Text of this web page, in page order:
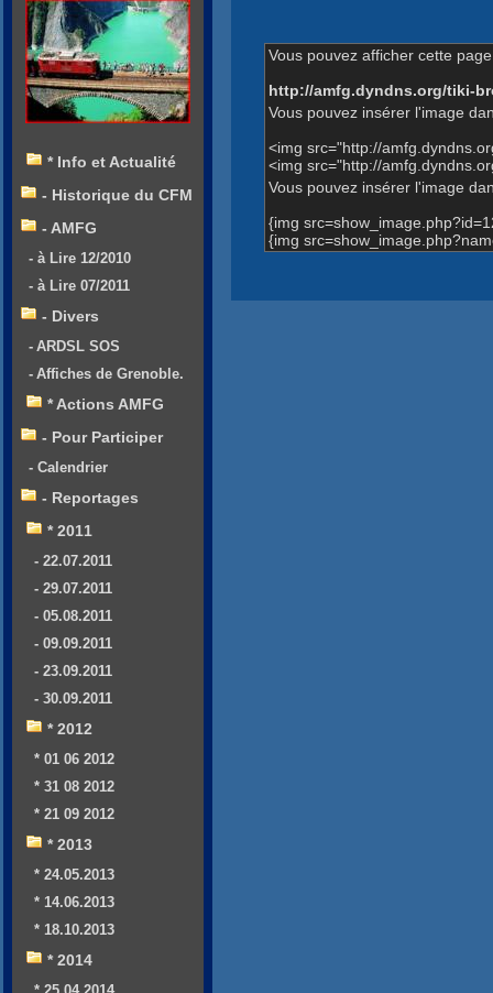
Vous pouvez afficher cette
http://amfg.dyndns.org/tiki-
Vous pouvez insérer l'image
<img src="http://
<img src="http://
Vous pouvez insérer l'image
{img
{img
* Info et Actualité
- Historique du CFM
- AMFG
- à Lire 12/2010
- à Lire 07/2011
- Divers
- ARDSL SOS
- Affiches de Grenoble.
* Actions AMFG
- Pour Participer
- Calendrier
- Reportages
* 2011
- 22.07.2011
- 29.07.2011
- 05.08.2011
- 09.09.2011
- 23.09.2011
- 30.09.2011
* 2012
* 01 06 2012
* 31 08 2012
* 21 09 2012
* 2013
* 24.05.2013
* 14.06.2013
* 18.10.2013
* 2014